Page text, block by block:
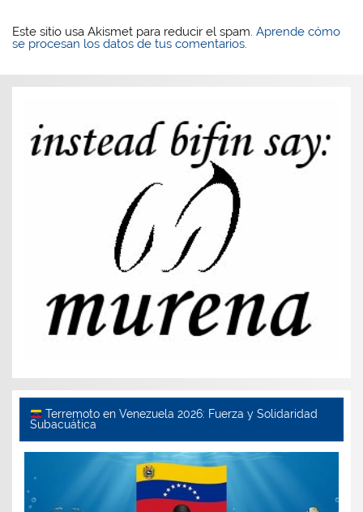
Este sitio usa Akismet para reducir el spam.Aprende cómo
se procesan los datos de tus comentarios.
Terremoto en Venezuela 2026: Fuerza y Solidaridad
Subacuática